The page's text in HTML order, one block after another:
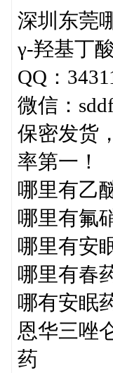
深圳东莞
γ-羟基丁
QQ：
微信：
保密发货
率第一！
哪里有乙
哪里有氟
哪里有安
哪里有春
哪有安眠
恩华三唑
药